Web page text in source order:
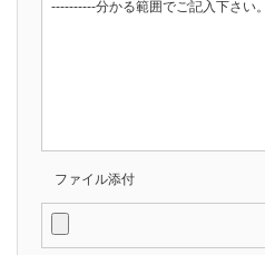
ファイル添付